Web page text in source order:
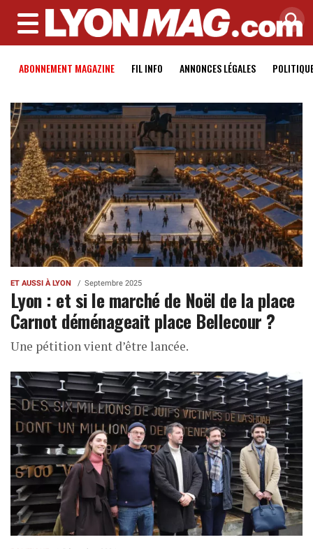
MENU
ABONNEMENT MAGAZINE FIL INFO ANNONCES LÉGALES
ET AUSSI À LYON Septembre 2025
Lyon : et si le marché de Noël de la place
Carnot déménageait place Bellecour ?
Une pétition vient d’être lancée.